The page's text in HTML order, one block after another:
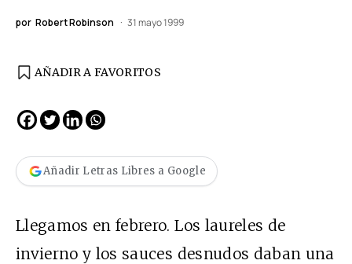
por Robert Robinson 31 mayo 1999
AÑADIR A FAVORITOS
Añadir Letras Libres a Google
Llegamos en febrero. Los laureles de
invierno y los sauces desnudos daban una